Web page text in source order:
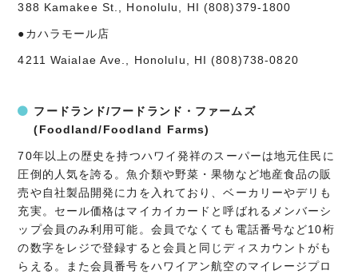
388 Kamakee St., Honolulu, HI (808)379-1800
●カハラモール店
4211 Waialae Ave., Honolulu, HI (808)738-0820
フードランド/フードランド・ファームズ
(Foodland/Foodland Farms)
70年以上の歴史を持つハワイ発祥のスーパーは地元住民に
圧倒的人気を誇る。魚介類や野菜・果物など地産食品の販
売や自社製品開発に力を入れており、ベーカリーやデリも
充実。セール価格はマイカイカードと呼ばれるメンバーシ
ップ会員のみ利用可能。会員でなくても電話番号など10桁
の数字をレジで登録すると会員と同じディスカウントがも
らえる。また会員番号をハワイアン航空のマイレージプロ